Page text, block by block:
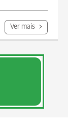
Ver mais